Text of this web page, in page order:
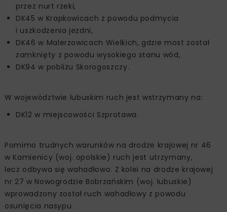
przez nurt rzeki,
DK45 w Krapkowicach z powodu podmycia
i uszkodzenia jezdni,
DK46 w Malerzowicach Wielkich, gdzie most został
zamknięty z powodu wysokiego stanu wód,
DK94 w pobliżu Skorogoszczy.
W województwie lubuskim ruch jest wstrzymany na:
DK12 w miejscowości Szprotawa.
Pomimo trudnych warunków na drodze krajowej nr 46
w Kamienicy (woj. opolskie) ruch jest utrzymany,
lecz odbywa się wahadłowo. Z kolei na drodze krajowej
nr 27 w Nowogrodzie Bobrzańskim (woj. lubuskie)
wprowadzony został ruch wahadłowy z powodu
osunięcia nasypu.